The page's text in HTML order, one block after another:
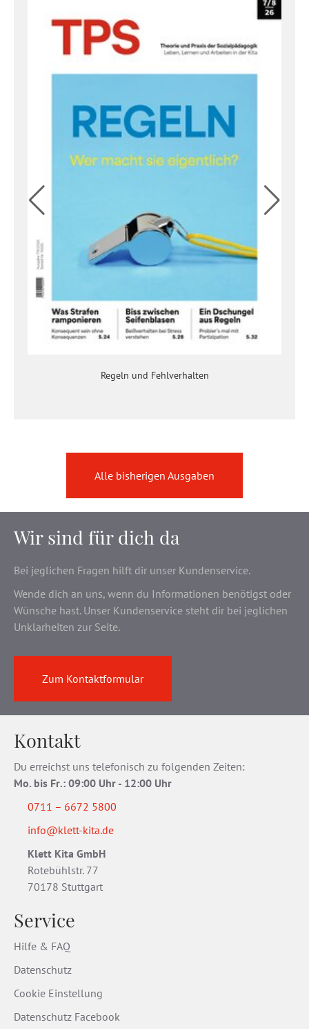
Regeln und Fehlverhalten
Alle bisherigen Ausgaben
Wir sind für dich da
Bei jeglichen Fragen hilft dir unser Kundenservice.
Wende dich an uns, wenn du Informationen benötigst oder
Wünsche hast. Unser Kundenservice steht dir bei jeglichen
Unklarheiten zur Seite.
Zum Kontaktformular
Kontakt
Du erreichst uns telefonisch zu folgenden Zeiten:
Mo. bis Fr.: 09:00 Uhr - 12:00 Uhr
0711 – 6672 5800
info@klett-kita.de
Klett Kita GmbH
Rotebühlstr. 77
70178 Stuttgart
Service
Hilfe & FAQ
Datenschutz
Cookie Einstellung
Datenschutz Facebook